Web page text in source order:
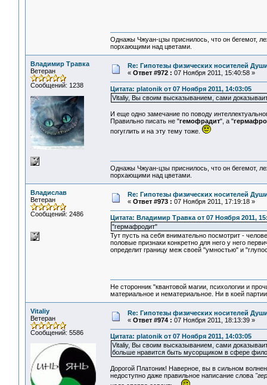
Однажы Чжуан-цзы приснилось, что он бегемот,
порхающими над цветами.
Владимир Травка
Ветеран
Сообщений: 1238
Re: Гипотезы физических носителей
« Ответ #972 : 07 Ноября 2011, 15:40:58 »
Цитата: platonik от 07 Ноября 2011, 14:03:05
Vitaliy, Вы своим высказыванием, сами
И еще одно замечание по поводу
Правильно писать не "гемофрадит", а "
погуглить и на эту тему тоже.
Однажы Чжуан-цзы приснилось, что он бегемот,
порхающими над цветами.
Владислав
Ветеран
Сообщений: 2486
Re: Гипотезы физических носителей
« Ответ #973 : 07 Ноября 2011, 17:19:18 »
Цитата: Владимир Травка от 07 Ноября 2011,
"гермафродит"
Тут пусть на себя внимательно посмотрит -
половые признаки конкретно для него у него
определит границу меж своей "умностью" и
Не сторонник "квантовой магии, психологии и
материальное и нематериальное. Ни в коей
Vitaliy
Ветеран
Сообщений: 5586
Re: Гипотезы физических носителей
« Ответ #974 : 07 Ноября 2011, 18:13:39 »
Цитата: platonik от 07 Ноября 2011, 14:03:05
Vitaliy, Вы своим высказыванием, сами
больше нравится быть мусорщиком в сфере
Дорогой Платоник! Наверное, вы в сильном
недоступно даже правильное написание слова